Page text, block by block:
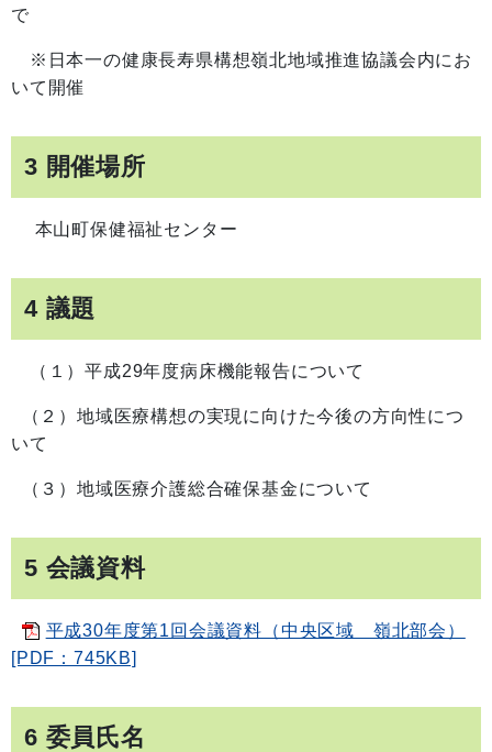
で
※日本一の健康長寿県構想嶺北地域推進協議会内にお
いて開催
3 開催場所
本山町保健福祉センター
4 議題
（１）平成29年度病床機能報告について
（２）地域医療構想の実現に向けた今後の方向性につ
いて
（３）地域医療介護総合確保基金について
5 会議資料
平成30年度第1回会議資料（中央区域 嶺北部会）
[PDF：745KB]
6 委員氏名